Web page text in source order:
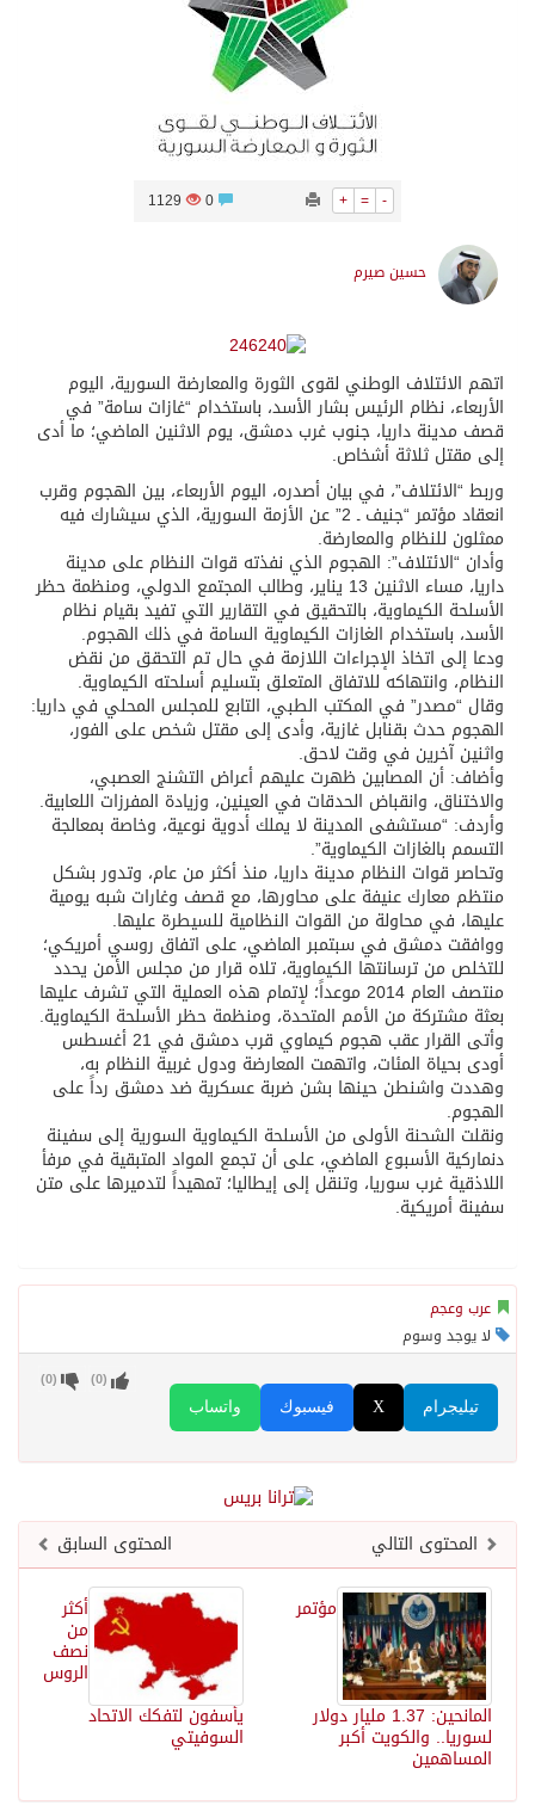
قمة سعودية – تركية – باكستانية في جدة
+ = -
1129
حسين صيرم
اتهم الائتلاف الوطني لقوى الثورة والمعارضة السورية، اليوم
الأربعاء، نظام الرئيس بشار الأسد، باستخدام “غازات سامة” في
قصف مدينة داريا، جنوب غرب دمشق، يوم الاثنين الماضي؛ ما أدى
إلى مقتل ثلاثة أشخاص.
وربط “الائتلاف”، في بيان أصدره، اليوم الأربعاء، بين الهجوم وقرب
انعقاد مؤتمر “جنيف ـ 2” عن الأزمة السورية، الذي سيشارك فيه
ممثلون للنظام والمعارضة.
وأدان “الائتلاف”: الهجوم الذي نفذته قوات النظام على مدينة
داريا، مساء الاثنين 13 يناير، وطالب المجتمع الدولي، ومنظمة حظر
الأسلحة الكيماوية، بالتحقيق في التقارير التي تفيد بقيام نظام
الأسد، باستخدام الغازات الكيماوية السامة في ذلك الهجوم.
ودعا إلى اتخاذ الإجراءات اللازمة في حال تم التحقق من نقض
النظام، وانتهاكه للاتفاق المتعلق بتسليم أسلحته الكيماوية.
وقال “مصدر” في المكتب الطبي، التابع للمجلس المحلي في داريا:
الهجوم حدث بقنابل غازية، وأدى إلى مقتل شخص على الفور،
واثنين آخرين في وقت لاحق.
وأضاف: أن المصابين ظهرت عليهم أعراض التشنج العصبي،
والاختناق، وانقباض الحدقات في العينين، وزيادة المفرزات اللعابية.
وأردف: “مستشفى المدينة لا يملك أدوية نوعية، وخاصة بمعالجة
التسمم بالغازات الكيماوية”.
وتحاصر قوات النظام مدينة داريا، منذ أكثر من عام، وتدور بشكل
منتظم معارك عنيفة على محاورها، مع قصف وغارات شبه يومية
عليها، في محاولة من القوات النظامية للسيطرة عليها.
ووافقت دمشق في سبتمبر الماضي، على اتفاق روسي أمريكي؛
للتخلص من ترسانتها الكيماوية، تلاه قرار من مجلس الأمن يحدد
منتصف العام 2014 موعداً؛ لإتمام هذه العملية التي تشرف عليها
بعثة مشتركة من الأمم المتحدة، ومنظمة حظر الأسلحة الكيماوية.
وأتى القرار عقب هجوم كيماوي قرب دمشق في 21 أغسطس
أودى بحياة المئات، واتهمت المعارضة ودول غربية النظام به،
وهددت واشنطن حينها بشن ضربة عسكرية ضد دمشق رداً على
الهجوم.
ونقلت الشحنة الأولى من الأسلحة الكيماوية السورية إلى سفينة
دنماركية الأسبوع الماضي، على أن تجمع المواد المتبقية في مرفأ
اللاذقية غرب سوريا، وتنقل إلى إيطاليا؛ تمهيداً لتدميرها على متن
سفينة أمريكية.
عرب وعجم
لا يوجد وسوم
واتساب فيسبوك X تيليجرام
(
0
) (
0
)
المحتوى السابق
المحتوى التالي
أكثر
من
نصف
الروس
يأسفون لتفكك الاتحاد
السوفيتي
​مؤتمر
المانحين: 1.37 مليار دولار
لسوريا.. والكويت أكبر
المساهمين